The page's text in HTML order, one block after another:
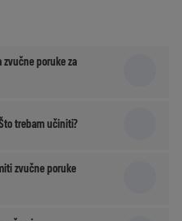
poruke za
trebam učiniti?
zvučne poruke